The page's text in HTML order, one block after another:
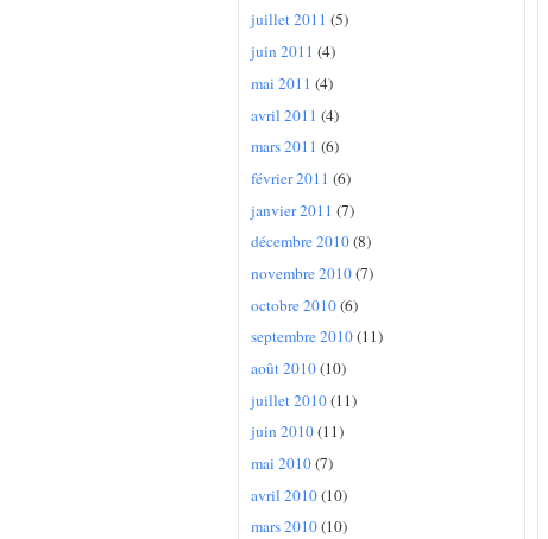
juillet 2011 (5)
juin 2011 (4)
mai 2011 (4)
avril 2011 (4)
mars 2011 (6)
février 2011 (6)
janvier 2011 (7)
décembre 2010(8)
novembre 2010(7)
octobre 2010(6)
septembre 2010(11)
août 2010(10)
juillet 2010(11)
juin 2010(11)
mai 2010(7)
avril 2010(10)
mars 2010(10)